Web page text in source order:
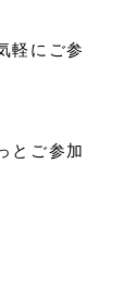
軽にご参
とご参加